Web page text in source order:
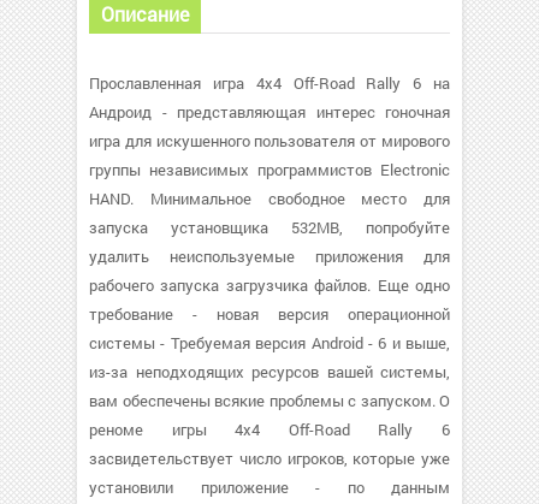
Описание
Прославленная игра 4x4 Off-Road Rally 6 на
Андроид - представляющая интерес гоночная
игра для искушенного пользователя от мирового
группы независимых программистов Electronic
HAND. Минимальное свободное место для
запуска установщика 532MB, попробуйте
удалить неиспользуемые приложения для
рабочего запуска загрузчика файлов. Еще одно
требование - новая версия операционной
системы - Требуемая версия Android - 6 и выше,
из-за неподходящих ресурсов вашей системы,
вам обеспечены всякие проблемы с запуском. О
реноме игры 4x4 Off-Road Rally 6
засвидетельствует число игроков, которые уже
установили приложение - по данным